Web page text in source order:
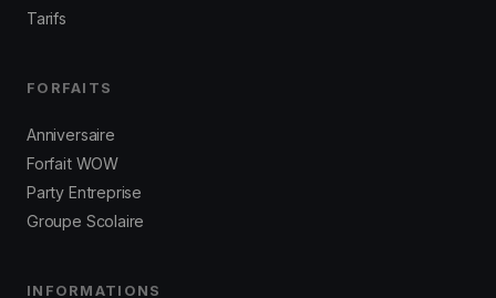
Tarifs
FORFAITS
Anniversaire
Forfait WOW
Party Entreprise
Groupe Scolaire
INFORMATIONS